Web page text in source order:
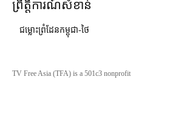
ព្រឹត្តិការណ៍សំខាន់
ជម្លោះព្រំដែនកម្ពុជា-ថៃ
TV Free Asia (TFA) is a 501c3 nonprofit